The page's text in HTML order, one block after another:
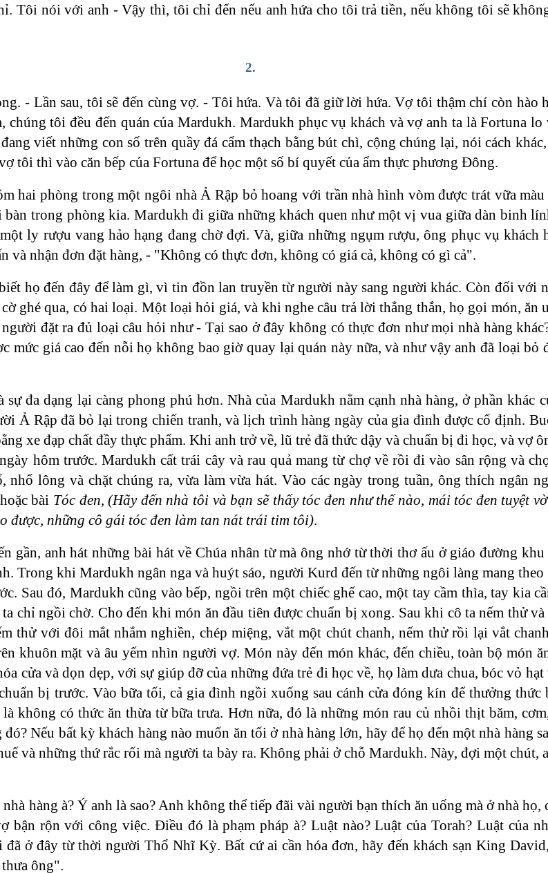
Tôi nói với anh - Vậy thì, tôi chỉ đến nếu anh hứa cho tôi trả tiền, nếu không tôi sẽ
2.
- Lần sau, tôi sẽ đến cùng vợ. - Tôi hứa. Và tôi đã giữ lời hứa. Vợ tôi thậm chí còn hào
chúng tôi đều đến quán của Mardukh. Mardukh phục vụ khách và vợ anh ta là Fortuna lo
viết những con số trên quầy đá cẩm thạch bằng bút chì, cộng chúng lại, nói cách
tôi thì vào căn bếp của Fortuna để học một số bí quyết của ẩm thực phương Đông.
hai phòng trong một ngôi nhà Ả Rập bỏ hoang với trần nhà hình vòm được trát vữa
trong phòng kia. Mardukh đi giữa những khách quen như một vị vua giữa dàn binh
ly rượu vang hảo hạng đang chờ đợi. Và, giữa những ngụm rượu, ông phục vụ khách
và nhận đơn đặt hàng, - "Không có thực đơn, không có giá cả, không có gì cả".
họ đến đây để làm gì, vì tin đồn lan truyền từ người này sang người khác. Còn đối với
ghé qua, có hai loại. Một loại hỏi giá, và khi nghe câu trả lời thẳng thắn, họ gọi món, ăn
đặt ra đủ loại câu hỏi như - Tại sao ở đây không có thực đơn như mọi nhà hàng
mức giá cao đến nỗi họ không bao giờ quay lại quán này nữa, và như vậy anh đã loại bỏ
đa dạng lại càng phong phú hơn. Nhà của Mardukh nằm cạnh nhà hàng, ở phần khác
Ả Rập đã bỏ lại trong chiến tranh, và lịch trình hàng ngày của gia đình được cố định.
xe đạp chất đầy thực phẩm. Khi anh trở về, lũ trẻ đã thức dậy và chuẩn bị đi học, và vợ
hôm trước. Mardukh cất trái cây và rau quả mang từ chợ về rồi đi vào sân rộng và
nhổ lông và chặt chúng ra, vừa làm vừa hát. Vào các ngày trong tuần, ông thích ngân
bài Tóc đen, (Hãy đến nhà tôi và bạn sẽ thấy tóc đen như thế nào, mái tóc đen tuyệt
được, những cô gái tóc đen làm tan nát trái tim tôi).
gần, anh hát những bài hát về Chúa nhân từ mà ông nhớ từ thời thơ ấu ở giáo đường
Trong khi Mardukh ngân nga và huýt sáo, người Kurd đến từ những ngôi làng mang
Sau đó, Mardukh cũng vào bếp, ngồi trên một chiếc ghế cao, một tay cầm thìa, tay kia
chỉ ngồi chờ. Cho đến khi món ăn đầu tiên được chuẩn bị xong. Sau khi cô ta nếm thử
thử với đôi mắt nhắm nghiền, chép miệng, vắt một chút chanh, nếm thử rồi lại vắt
khuôn mặt và âu yếm nhìn người vợ. Món này đến món khác, đến chiều, toàn bộ món
cửa và dọn dẹp, với sự giúp đỡ của những đứa trẻ đi học về, họ làm dưa chua, bóc vỏ
bị trước. Vào bữa tối, cả gia đình ngồi xuống sau cánh cửa đóng kín để thưởng thức
không có thức ăn thừa từ bữa trưa. Hơn nữa, đó là những món rau củ nhồi thịt băm,
Nếu bất kỳ khách hàng nào muốn ăn tối ở nhà hàng lớn, hãy để họ đến một nhà hàng
và những thứ rắc rối mà người ta bày ra. Không phải ở chỗ Mardukh. Này, đợi một chút,
hàng à? Ý anh là sao? Anh không thể tiếp đãi vài người bạn thích ăn uống mà ở nhà họ,
bận rộn với công việc. Điều đó là phạm pháp à? Luật nào? Luật của Torah? Luật của
ở đây từ thời người Thổ Nhĩ Kỳ. Bất cứ ai cần hóa đơn, hãy đến khách sạn King
ông".